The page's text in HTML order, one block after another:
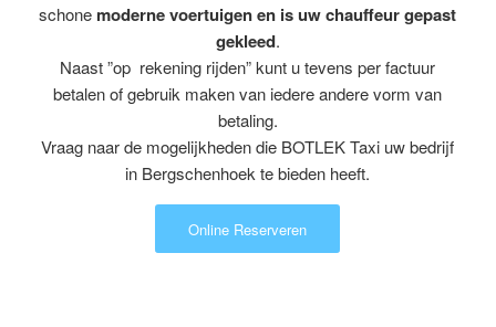
schone moderne voertuigen en is uw chauffeur gepast
gekleed.
Naast ”op rekening rijden” kunt u tevens per factuur
betalen of gebruik maken van iedere andere vorm van
betaling.
Vraag naar de mogelijkheden die BOTLEK Taxi uw bedrijf
in Bergschenhoek te bieden heeft.
Online Reserveren